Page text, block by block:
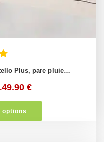
Plus, pare pluie…
€
options